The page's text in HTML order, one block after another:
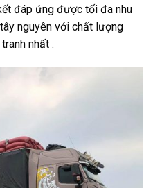
đáp ứng được tối đa nhu
nguyên với chất lượng
nhất .